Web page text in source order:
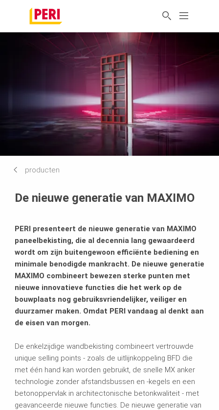
producten
De nieuwe generatie van MAXIMO
PERI presenteert de nieuwe generatie van MAXIMO
paneelbekisting, die al decennia lang gewaardeerd
wordt om zijn buitengewoon efficiënte bediening en
minimale benodigde mankracht. De nieuwe generatie
MAXIMO combineert bewezen sterke punten met
nieuwe innovatieve functies die het werk op de
bouwplaats nog gebruiksvriendelijker, veiliger en
duurzamer maken. Omdat PERI vandaag al denkt aan
de eisen van morgen.
De enkelzijdige wandbekisting combineert vertrouwde
unique selling points - zoals de uitlijnkoppeling BFD die
met één hand kan worden gebruikt, de snelle MX anker
technologie zonder afstandsbussen en -kegels en een
betonoppervlak in architectonische betonkwaliteit - met
geavanceerde nieuwe functies. De nieuwe generatie van